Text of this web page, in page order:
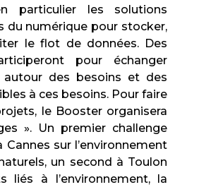
particulier les solutions
du numérique pour stocker,
le flot de données. Des
pour échanger
autour des besoins et des
à ces besoins. Pour faire
le Booster organisera
». Un premier challenge
Cannes sur l’environnement
un second à Toulon
liés à l’environnement, la